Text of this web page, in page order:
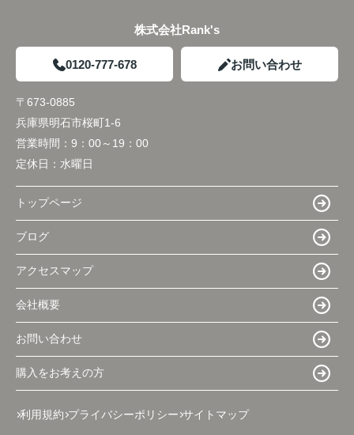
株式会社Rank's
0120-777-678 お問い合わせ
〒673-0885
兵庫県明石市桜町1-6
営業時間： 9：00～19：00
定休日： 水曜日
トップページ
ブログ
アクセスマップ
会社概要
お問い合わせ
購入をお考えの方
利用規約 プライバシーポリシー サイトマップ